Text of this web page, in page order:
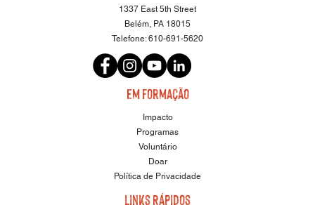
1337 East 5th Street
Belém, PA 18015
Telefone:610-691-5620
em formação
Impacto
Programas
Voluntário
Doar
Política de Privacidade
Links Rápidos